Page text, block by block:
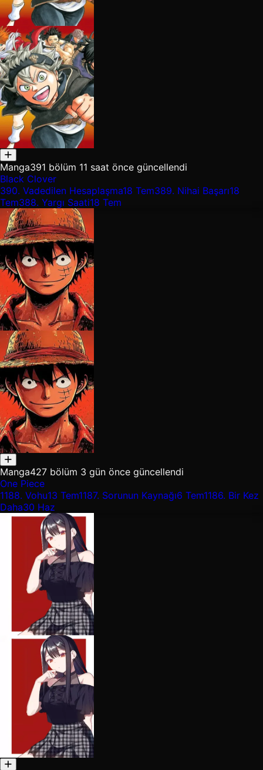
Manga391 bölüm 11 saat önce güncellendi
Black Clover
390. Vadedilen Hesaplaşma18 Tem389. Nihai Başarı18
Tem388. Yargı Saati18 Tem
Manga427 bölüm 3 gün önce güncellendi
One Piece
1188. Vohu13 Tem1187. Sorunun Kaynağı6 Tem1186. Bir Kez
Daha30 Haz